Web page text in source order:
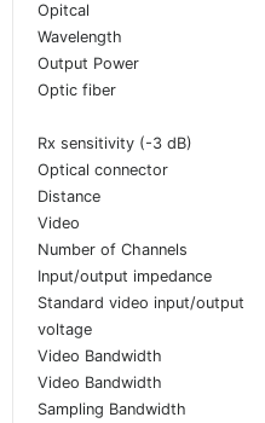
Opitcal
Wavelength
Output Power
Optic fiber
Rx sensitivity (-3 dB)
Optical connector
Distance
Video
Number of Channels
Input/output impedance
Standard video input/output
voltage
Video Bandwidth
Video Bandwidth
Sampling Bandwidth